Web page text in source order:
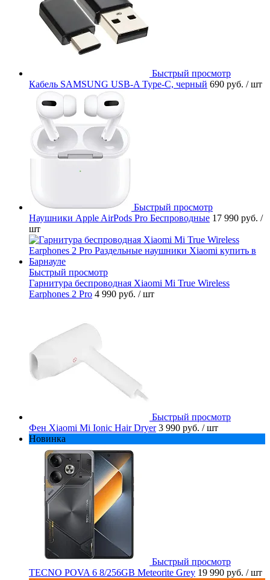
Быстрый просмотр
Кабель SAMSUNG USB-A Type-C, черный 690 руб. / шт
Быстрый просмотр
Наушники Apple AirPods Pro Беспроводные 17 990 руб. /
шт
Быстрый просмотр
Гарнитура беспроводная Xiaomi Mi True Wireless
Earphones 2 Pro 4 990 руб. / шт
Быстрый просмотр
Фен Xiaomi Mi Ionic Hair Dryer 3 990 руб. / шт
Новинка
Быстрый просмотр
TECNO POVA 6 8/256GB Meteorite Grey 19 990 руб. / шт